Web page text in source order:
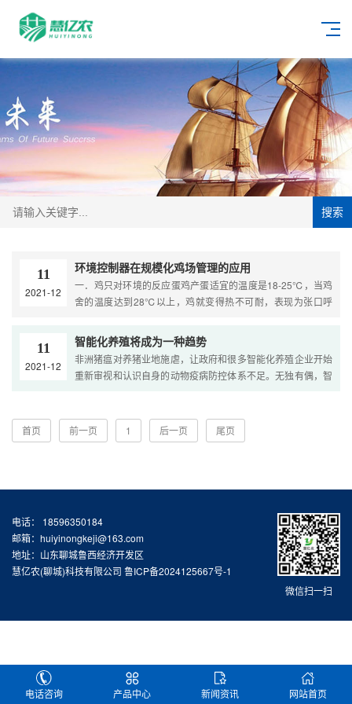
搜索
11
2021-12
环境控制器在规模化鸡场管理的应用
一．鸡只对环境的反应蛋鸡产蛋适宜的温度是18-25℃，当鸡
舍的温度达到28℃以上，鸡就变得热不可耐，表现为张口呼
保···
11
2021-12
智能化养殖将成为一种趋势
非洲猪瘟对养猪业地施虐，让政府和很多智能化养殖企业开始
重新审视和认识自身的动物疫病防控体系不足。无独有偶，智
首页 前一页 1 后一页 尾页
微信扫一扫
电话： 18596350184
邮箱：huiyinongkeji@163.com
地址：山东聊城鲁西经济开发区
慧亿农(聊城)科技有限公司 鲁ICP备2024125667号-1
电话咨询 产品中心 新闻资讯 网站首页